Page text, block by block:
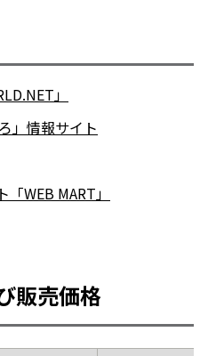
」
」情報サイト
WEB MART」
販売価格